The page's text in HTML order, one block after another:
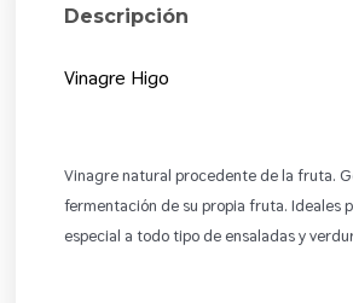
Descripción
Vinagre Higo
Vinagre natural procedente de la fruta.
fermentación de su propia fruta. Ideales
especial a todo tipo de ensaladas y